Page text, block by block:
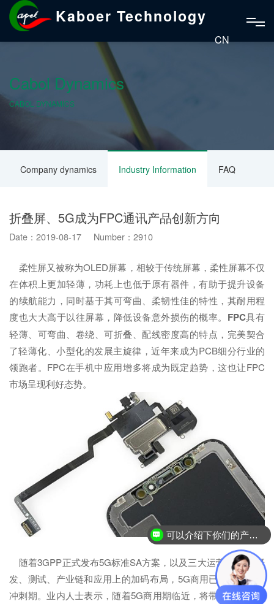
Kaboer Technology
CN
Cabol Dynamics
CABOL DYNAMICS
Company dynamics Industry Information FAQ
折叠屏、5G成为FPC通讯产品创新方向
Date：2019-08-17 Number：2910
柔性屏又被称为OLED屏幕，相较于传统屏幕，柔性屏幕不仅
在体积上更加轻薄，功耗上也低于原有器件，有助于提升设备
的续航能力，同时基于其可弯曲、柔韧性佳的特性，其耐用程
度也大大高于以往屏幕，降低设备意外损伤的概率。 FPC具有
轻薄、可弯曲、卷绕、可折叠、配线密度高的特点，完美契合
了轻薄化、小型化的发展主旋律，近年来成为PCB细分行业的
领跑者。FPC在手机中应用增多将成为既定趋势，这也让FPC
市场呈现利好态势。
随着3GPP正式发布5G标准SA方案，以及三大运营商在5G研
发、测试、产业链和应用上的加码布局，5G商用已经进入全面
冲刺期。业内人士表示，随着5G商用期临近，将带动相关产业
可以介绍下你们的产品么？